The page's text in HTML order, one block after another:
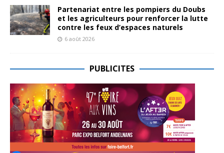
Partenariat entre les pompiers du Doubs
et les agriculteurs pour renforcer la lutte
contre les feux d’espaces naturels
6 août 2026
PUBLICITES